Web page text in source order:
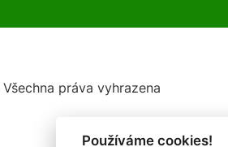
Všechna práva vyhrazena
Používáme cookies!